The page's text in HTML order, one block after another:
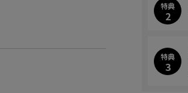
特典
2
特典
3